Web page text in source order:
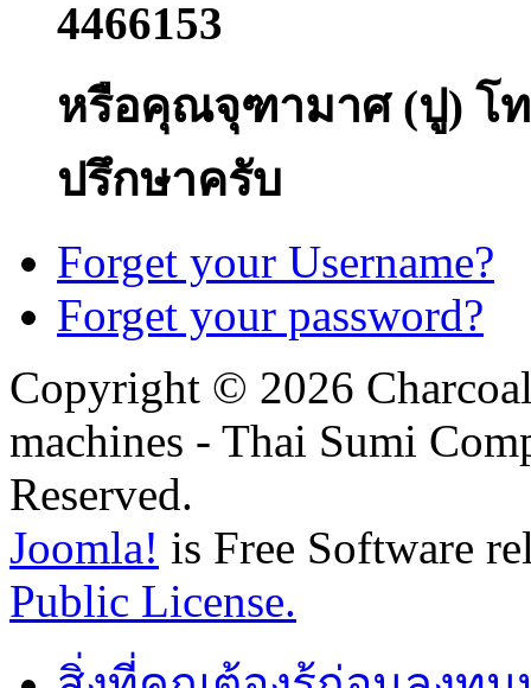
4466153
หรือคุณจุฑามาศ (ปู) โท
ปรึกษาครับ
Forget your Username?
Forget your password?
Copyright © 2026
machines - Thai Sumi
Reserved.
Joomla! is Free Software
Public License.